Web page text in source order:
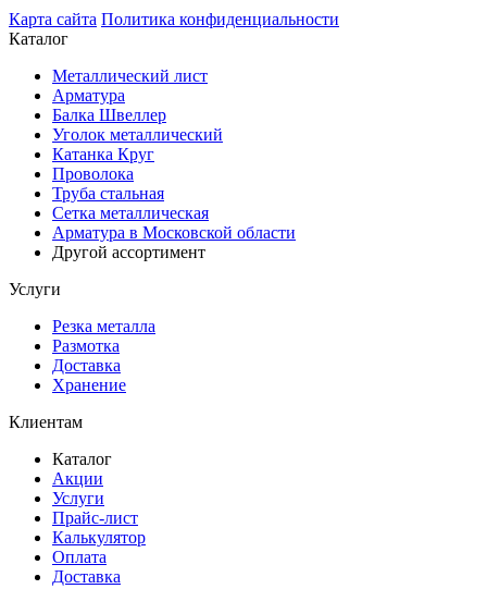
Карта сайта Политика конфиденциальности
Каталог
Металлический лист
Арматура
Балка Швеллер
Уголок металлический
Катанка Круг
Проволока
Труба стальная
Сетка металлическая
Арматура в Московской области
Другой ассортимент
Услуги
Резка металла
Размотка
Доставка
Хранение
Клиентам
Каталог
Акции
Услуги
Прайс-лист
Калькулятор
Оплата
Доставка